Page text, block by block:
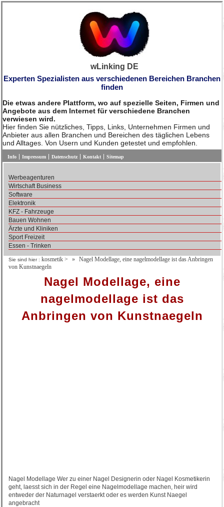
wLinking DE
Experten Spezialisten aus verschiedenen Bereichen Branchen
finden
Die etwas andere Plattform, wo auf spezielle Seiten, Firmen und
Angebote aus dem Internet für verschiedene Branchen
verwiesen wird.
Hier finden Sie nützliches, Tipps, Links, Unternehmen Firmen und
Anbieter aus allen Branchen und Bereichen des täglichen Lebens
und Alltages. Von Usern und Kunden getestet und empfohlen.
Info Impressum Datenschutz Kontakt Sitemap
Werbeagenturen
Wirtschaft Business
Software
Elektronik
KFZ - Fahrzeuge
Bauen Wohnen
Ärzte und Kliniken
Sport Freizeit
Essen - Trinken
Sie sind hier : kosmetik >
Nagel Modellage, eine nagelmodellage ist das Anbringen
von Kunstnaegeln
Nagel Modellage, eine
nagelmodellage ist das
Anbringen von Kunstnaegeln
Nagel Modellage Wer zu einer Nagel Designerin oder Nagel Kosmetikerin
geht, laesst sich in der Regel eine Nagelmodellage machen, heir wird
entweder der Naturnagel verstaerkt oder es werden Kunst Naegel
angebracht